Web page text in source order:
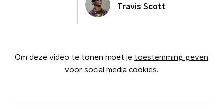
Travis Scott
Om deze video te tonen moet je toestemming geven
voor social media cookies.